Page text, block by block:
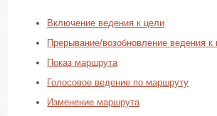
Включение ведения к цели
Прерывание/возобновление ведения к
Показ маршрута
Голосовое ведение по маршруту
Изменение маршрута